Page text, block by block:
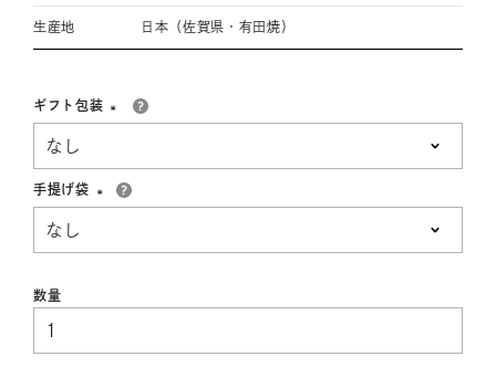
生産地 日本（佐賀県・有田焼）
ギフト包装
手提げ袋